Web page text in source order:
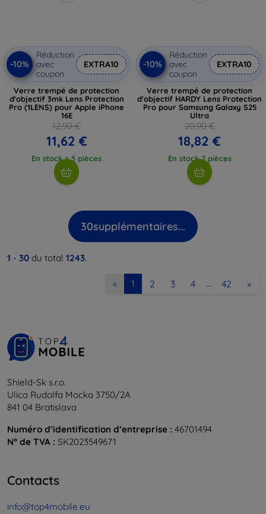
-10%
Réduction
avec
coupon
EXTRA10
Verre trempé de protection
d'objectif 3mk Lens Protection
Pro (1LENS) pour Apple iPhone
16E
12,90 €
11,62 €
En stock > 5 pièces
-10%
Réduction
avec
coupon
EXTRA10
Verre trempé de protection
d'objectif HARDY Lens Protection
Pro pour Samsung Galaxy S25
Ultra
20,90 €
18,82 €
En stock 2 pièces
30supplémentaires...
1 - 30 du total 1243.
« 1 2 3 4 … 42 »
Shield-Sk s.r.o.
Ulica Rudolfa Mocka 3750/2A
841 04 Bratislava
Numéro d’identification d’entreprise : 46701494
N° de TVA : SK2023549671
Contacts
info@top4mobile.eu